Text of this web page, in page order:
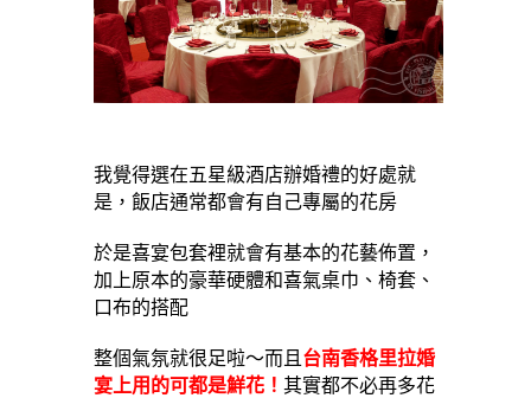
我覺得選在五星級酒店辦婚禮的好處就
是，飯店通常都會有自己專屬的花房
於是喜宴包套裡就會有基本的花藝佈置，
加上原本的豪華硬體和喜氣桌巾、椅套、
口布的搭配
整個氣氛就很足啦～而且 台南香格里拉婚
宴上用的可都是鮮花！ 其實都不必再多花